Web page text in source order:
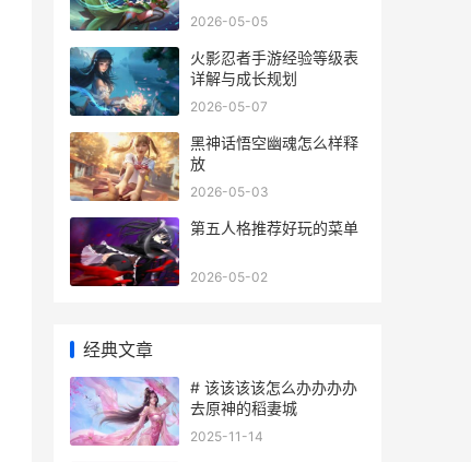
2026-05-05
火影忍者手游经验等级表
详解与成长规划
2026-05-07
黑神话悟空幽魂怎么样释
放
2026-05-03
第五人格推荐好玩的菜单
2026-05-02
经典文章
# 该该该该怎么办办办办
去原神的稻妻城
2025-11-14